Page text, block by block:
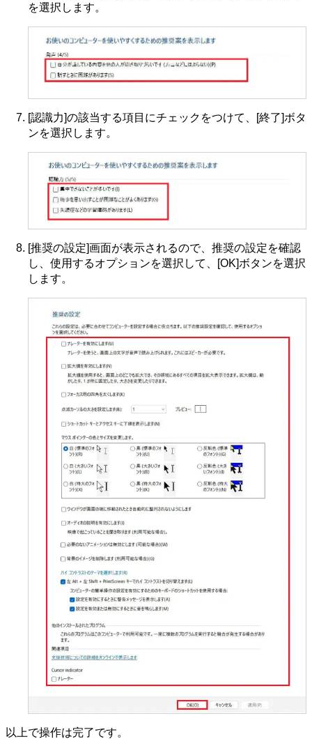
を選択します。
[認識力]の該当する項目にチェックをつけて、[終了]ボタ
ンを選択します。
[推奨の設定]画面が表示されるので、推奨の設定を確認
し、使用するオプションを選択して、[OK]ボタンを選択
します。
以上で操作は完了です。